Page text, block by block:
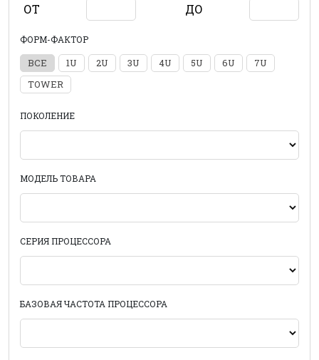
ОТ ДО
ФОРМ-ФАКТОР
ВСЕ 1U 2U 3U 4U 5U 6U
7U
TOWER
ПОКОЛЕНИЕ
МОДЕЛЬ ТОВАРА
СЕРИЯ ПРОЦЕССОРА
БАЗОВАЯ ЧАСТОТА ПРОЦЕССОРА